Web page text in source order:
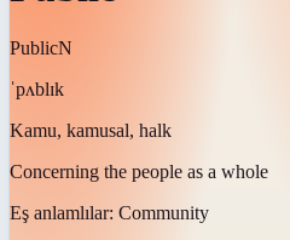
PublicN
ˈpʌblɪk
Kamu, kamusal, halk
Concerning the people as a whole
Eş anlamlılar: Community